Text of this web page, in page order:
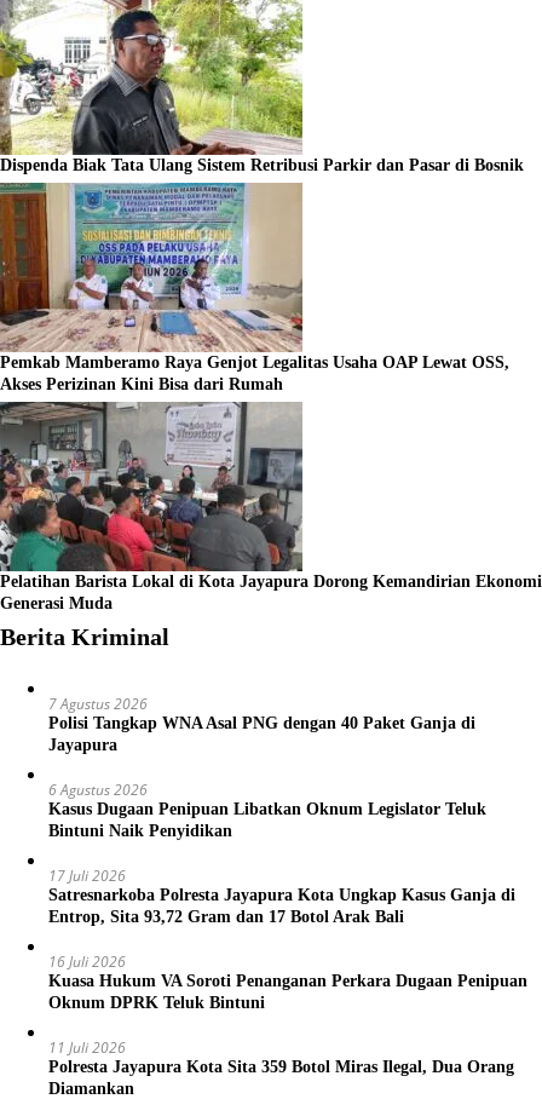
Dispenda Biak Tata Ulang Sistem Retribusi Parkir dan Pasar di Bosnik
Pemkab Mamberamo Raya Genjot Legalitas Usaha OAP Lewat OSS,
Akses Perizinan Kini Bisa dari Rumah
Pelatihan Barista Lokal di Kota Jayapura Dorong Kemandirian Ekonomi
Generasi Muda
Berita Kriminal
7 Agustus 2026
Polisi Tangkap WNA Asal PNG dengan 40 Paket Ganja di
Jayapura
6 Agustus 2026
Kasus Dugaan Penipuan Libatkan Oknum Legislator Teluk
Bintuni Naik Penyidikan
17 Juli 2026
Satresnarkoba Polresta Jayapura Kota Ungkap Kasus Ganja di
Entrop, Sita 93,72 Gram dan 17 Botol Arak Bali
16 Juli 2026
Kuasa Hukum VA Soroti Penanganan Perkara Dugaan Penipuan
Oknum DPRK Teluk Bintuni
11 Juli 2026
Polresta Jayapura Kota Sita 359 Botol Miras Ilegal, Dua Orang
Diamankan